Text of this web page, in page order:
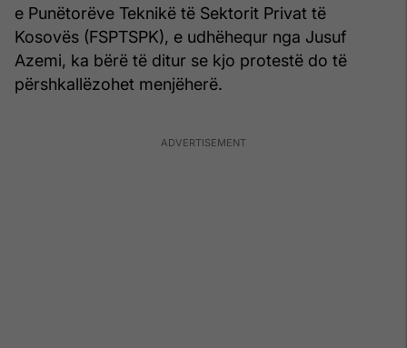
e Punëtorëve Teknikë të Sektorit Privat të
Kosovës (FSPTSPK), e udhëhequr nga Jusuf
Azemi, ka bërë të ditur se kjo protestë do të
përshkallëzohet menjëherë.